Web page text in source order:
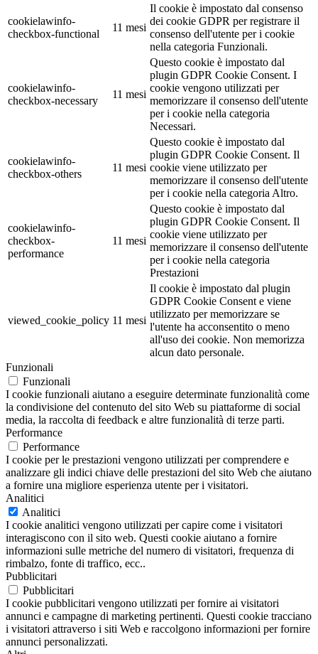
cookielawinfo-
checkbox-functional
11 mesi
Il cookie è impostato dal consenso
dei cookie GDPR per registrare il
consenso dell'utente per i cookie
nella categoria Funzionali.
cookielawinfo-
checkbox-necessary
11 mesi
Questo cookie è impostato dal
plugin GDPR Cookie Consent. I
cookie vengono utilizzati per
memorizzare il consenso dell'utente
per i cookie nella categoria
Necessari.
cookielawinfo-
checkbox-others
11 mesi
Questo cookie è impostato dal
plugin GDPR Cookie Consent. Il
cookie viene utilizzato per
memorizzare il consenso dell'utente
per i cookie nella categoria Altro.
cookielawinfo-
checkbox-
performance
11 mesi
Questo cookie è impostato dal
plugin GDPR Cookie Consent. Il
cookie viene utilizzato per
memorizzare il consenso dell'utente
per i cookie nella categoria
Prestazioni
viewed_cookie_policy 11 mesi
Il cookie è impostato dal plugin
GDPR Cookie Consent e viene
utilizzato per memorizzare se
l'utente ha acconsentito o meno
all'uso dei cookie. Non memorizza
alcun dato personale.
Funzionali
Funzionali
I cookie funzionali aiutano a eseguire determinate funzionalità come
la condivisione del contenuto del sito Web su piattaforme di social
media, la raccolta di feedback e altre funzionalità di terze parti.
Performance
Performance
I cookie per le prestazioni vengono utilizzati per comprendere e
analizzare gli indici chiave delle prestazioni del sito Web che aiutano
a fornire una migliore esperienza utente per i visitatori.
Analitici
Analitici
I cookie analitici vengono utilizzati per capire come i visitatori
interagiscono con il sito web. Questi cookie aiutano a fornire
informazioni sulle metriche del numero di visitatori, frequenza di
rimbalzo, fonte di traffico, ecc..
Pubblicitari
Pubblicitari
I cookie pubblicitari vengono utilizzati per fornire ai visitatori
annunci e campagne di marketing pertinenti. Questi cookie tracciano
i visitatori attraverso i siti Web e raccolgono informazioni per fornire
annunci personalizzati.